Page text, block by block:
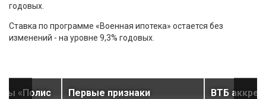
годовых.
Ставка по программе «Военная ипотека» остается без
изменений - на уровне 9,3% годовых.
«Полис
Первые признаки
ВТБ